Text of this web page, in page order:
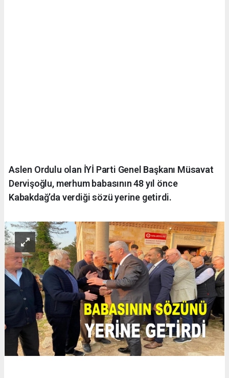
Aslen Ordulu olan İYİ Parti Genel Başkanı Müsavat
Dervişoğlu, merhum babasının 48 yıl önce
Kabakdağ’da verdiği sözü yerine getirdi.